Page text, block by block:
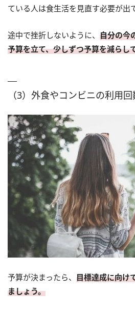
ている人は食生活を見直す必要が出
途中で挫折しないように、 自分の今
予算を立て、少しずつ予算を減らし
（3）外食やコンビニの利用
予算が決まったら、 目標達成に向け
ましょう。